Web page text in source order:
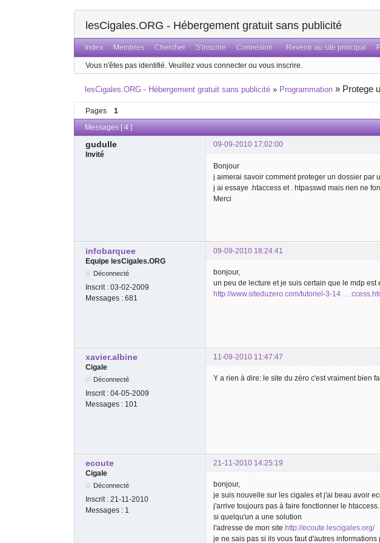
lesCigales.ORG - Hébergement gratuit sans publicité
Index Membres Chercher S'inscrire Connexion Revenir au site principal
Vous n'êtes pas identifié. Veuillez vous connecter ou vous inscrire.
lesCigales.ORG - Hébergement gratuit sans publicité » Programmation » Protege
Pages 1
Messages [ 4 ]
gudulle
09-09-2010 17:02:00
Invité
Bonjour
j aimerai savoir comment proteger un dossier par
j ai essaye .htaccess et . htpasswd mais rien ne
Merci
infobarquee
09-09-2010 18:24:41
Equipe lesCigales.ORG
Déconnecté
Inscrit : 03-02-2009
Messages : 681
bonjour,
un peu de lecture et je suis certain que le mdp est
http://www.siteduzero.com/tutoriel-3-14 …
xavier.albine
11-09-2010 11:47:47
Cigale
Déconnecté
Inscrit : 04-05-2009
Messages : 101
Y a rien à dire: le site du zéro c'est vraiment bien
ecoute
21-11-2010 14:25:19
Cigale
Déconnecté
Inscrit : 21-11-2010
Messages : 1
bonjour,
je suis nouvelle sur les cigales et j'ai beau avoir
j'arrive toujours pas à faire fonctionner le htaccess.
si quelqu'un a une solution
l'adresse de mon site http://ecoute.lescigales.org/
je ne sais pas si ils vous faut d'autres informations